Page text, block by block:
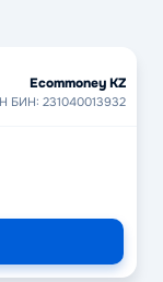
Ecommoney KZ
БИН: 231040013932